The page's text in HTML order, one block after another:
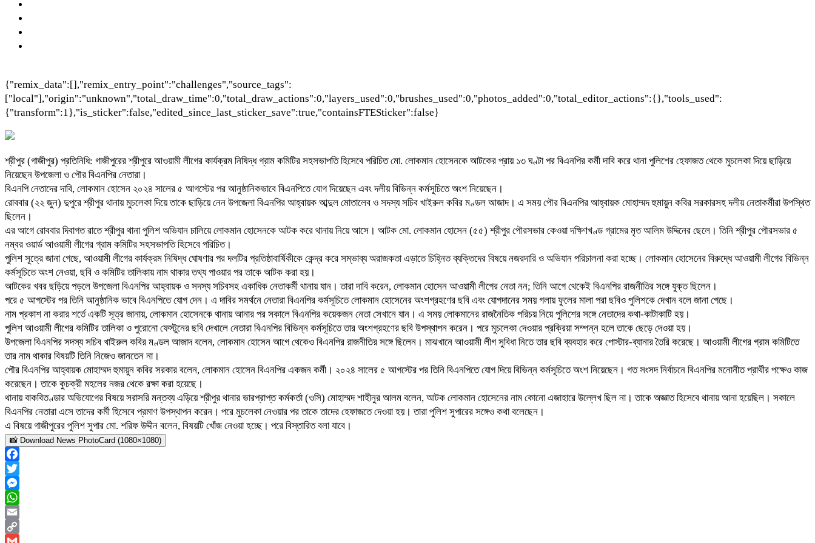
{"remix_data":[],"remix_entry_point":"challenges","source_tags":
["local"],"origin":"unknown","total_draw_time":0,"total_draw_actions":0,"layers_used":0,"brushes_used":0,"photos_added":0,"total_editor_actions":{},"tools_used":
{"transform":1},"is_sticker":false,"edited_since_last_sticker_save":true,"containsFTESticker":false}
শ্রীপুর (গাজীপুর) প্রতিনিধি: গাজীপুরের শ্রীপুরে আওয়ামী লীগের কার্যক্রম নিষিদ্ধ গ্রাম কমিটির সহসভাপতি হিসেবে পরিচিত মো. লোকমান হোসেনকে আটকের প্রায় ১৩ ঘণ্টা পর বিএনপির কর্মী দাবি করে থানা পুলিশের হেফাজত থেকে মুচলেকা দিয়ে ছাড়িয়ে
নিয়েছেন উপজেলা ও পৌর বিএনপির নেতারা।
বিএনপি নেতাদের দাবি, লোকমান হোসেন ২০২৪ সালের ৫ আগস্টের পর আনুষ্ঠানিকভাবে বিএনপিতে যোগ দিয়েছেন এবং দলীয় বিভিন্ন কর্মসূচিতে অংশ নিয়েছেন।
রোববার (২২ জুন) দুপুরে শ্রীপুর থানায় মুচলেকা দিয়ে তাকে ছাড়িয়ে নেন উপজেলা বিএনপির আহ্বায়ক আব্দুল মোতালেব ও সদস্য সচিব খাইরুল কবির মণ্ডল আজাদ। এ সময় পৌর বিএনপির আহ্বায়ক মোহাম্মদ হুমায়ুন কবির সরকারসহ দলীয় নেতাকর্মীরা উপস্থিত
ছিলেন।
এর আগে রোববার দিবাগত রাতে শ্রীপুর থানা পুলিশ অভিযান চালিয়ে লোকমান হোসেনকে আটক করে থানায় নিয়ে আসে। আটক মো. লোকমান হোসেন (৫৫) শ্রীপুর পৌরসভার কেওয়া দক্ষিণখণ্ড গ্রামের মৃত আলিম উদ্দিনের ছেলে। তিনি শ্রীপুর পৌরসভার ৫
নম্বর ওয়ার্ড আওয়ামী লীগের গ্রাম কমিটির সহসভাপতি হিসেবে পরিচিত।
পুলিশ সূত্রে জানা গেছে, আওয়ামী লীগের কার্যক্রম নিষিদ্ধ ঘোষণার পর দলটির প্রতিষ্ঠাবার্ষিকীকে কেন্দ্র করে সম্ভাব্য অরাজকতা এড়াতে চিহ্নিত ব্যক্তিদের বিষয়ে নজরদারি ও অভিযান পরিচালনা করা হচ্ছে। লোকমান হোসেনের বিরুদ্ধে আওয়ামী লীগের বিভিন্ন
কর্মসূচিতে অংশ নেওয়া, ছবি ও কমিটির তালিকায় নাম থাকার তথ্য পাওয়ার পর তাকে আটক করা হয়।
আটকের খবর ছড়িয়ে পড়লে উপজেলা বিএনপির আহ্বায়ক ও সদস্য সচিবসহ একাধিক নেতাকর্মী থানায় যান। তারা দাবি করেন, লোকমান হোসেন আওয়ামী লীগের নেতা নন; তিনি আগে থেকেই বিএনপির রাজনীতির সঙ্গে যুক্ত ছিলেন।
পরে ৫ আগস্টের পর তিনি আনুষ্ঠানিক ভাবে বিএনপিতে যোগ দেন। এ দাবির সমর্থনে নেতারা বিএনপির কর্মসূচিতে লোকমান হোসেনের অংশগ্রহণের ছবি এবং যোগদানের সময় গলায় ফুলের মালা পরা ছবিও পুলিশকে দেখান বলে জানা গেছে।
নাম প্রকাশ না করার শর্তে একটি সূত্র জানায়, লোকমান হোসেনকে থানায় আনার পর সকালে বিএনপির কয়েকজন নেতা সেখানে যান। এ সময় লোকমানের রাজনৈতিক পরিচয় নিয়ে পুলিশের সঙ্গে নেতাদের কথা-কাটাকাটি হয়।
পুলিশ আওয়ামী লীগের কমিটির তালিকা ও পুরোনো ফেস্টুনের ছবি দেখালে নেতারা বিএনপির বিভিন্ন কর্মসূচিতে তার অংশগ্রহণের ছবি উপস্থাপন করেন। পরে মুচলেকা দেওয়ার প্রক্রিয়া সম্পন্ন হলে তাকে ছেড়ে দেওয়া হয়।
উপজেলা বিএনপির সদস্য সচিব খাইরুল কবির মণ্ডল আজাদ বলেন, লোকমান হোসেন আগে থেকেও বিএনপির রাজনীতির সঙ্গে ছিলেন। মাঝখানে আওয়ামী লীগ সুবিধা নিতে তার ছবি ব্যবহার করে পোস্টার-ব্যানার তৈরি করেছে। আওয়ামী লীগের গ্রাম কমিটিতে
তার নাম থাকার বিষয়টি তিনি নিজেও জানতেন না।
পৌর বিএনপির আহ্বায়ক মোহাম্মদ হুমায়ুন কবির সরকার বলেন, লোকমান হোসেন বিএনপির একজন কর্মী। ২০২৪ সালের ৫ আগস্টের পর তিনি বিএনপিতে যোগ দিয়ে বিভিন্ন কর্মসূচিতে অংশ নিয়েছেন। গত সংসদ নির্বাচনে বিএনপির মনোনীত প্রার্থীর পক্ষেও কাজ
করেছেন। তাকে কুচক্রী মহলের নজর থেকে রক্ষা করা হয়েছে।
থানায় বাকবিতণ্ডার অভিযোগের বিষয়ে সরাসরি মন্তব্য এড়িয়ে শ্রীপুর থানার ভারপ্রাপ্ত কর্মকর্তা (ওসি) মোহাম্মদ শাহীনুর আলম বলেন, আটক লোকমান হোসেনের নাম কোনো এজাহারে উল্লেখ ছিল না। তাকে অজ্ঞাত হিসেবে থানায় আনা হয়েছিল। সকালে
বিএনপির নেতারা এসে তাদের কর্মী হিসেবে প্রমাণ উপস্থাপন করেন। পরে মুচলেকা নেওয়ার পর তাকে তাদের হেফাজতে দেওয়া হয়। তারা পুলিশ সুপারের সঙ্গেও কথা বলেছেন।
এ বিষয়ে গাজীপুরের পুলিশ সুপার মো. শরিফ উদ্দীন বলেন, বিষয়টি খোঁজ নেওয়া হচ্ছে। পরে বিস্তারিত বলা যাবে।
📸 Download News PhotoCard (1080×1080)
Facebook
Twitter
Messenger
WhatsApp
Email